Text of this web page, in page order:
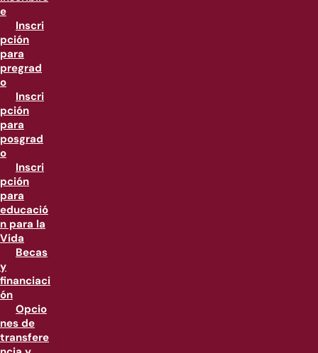
e
Inscri
pción
para
pregrad
o
Inscri
pción
para
posgrad
o
Inscri
pción
para
educació
n para la
Vida
Becas
y
financiaci
ón
Opcio
nes de
transfere